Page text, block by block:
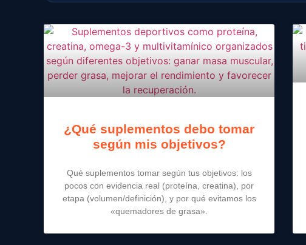
¿Qué suplementos debo tomar
según mis objetivos?
Qué suplementos tomar según tus objetivos: los
pocos con evidencia real (proteína, creatina), por
etapa (volumen/definición), y por qué evitamos los
«quemadores de grasa».